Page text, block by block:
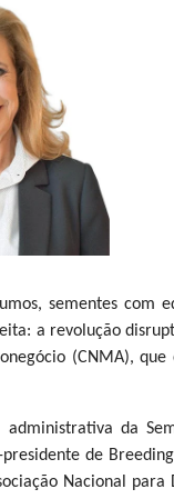
sementes com
a revolução
(CNMA),
da
de
Nacional para